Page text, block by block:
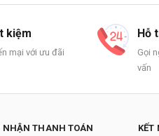
kiệm
mại với ưu đãi
Hỗ
Gọi
vấn
NHẬN THANH TOÁN KẾT